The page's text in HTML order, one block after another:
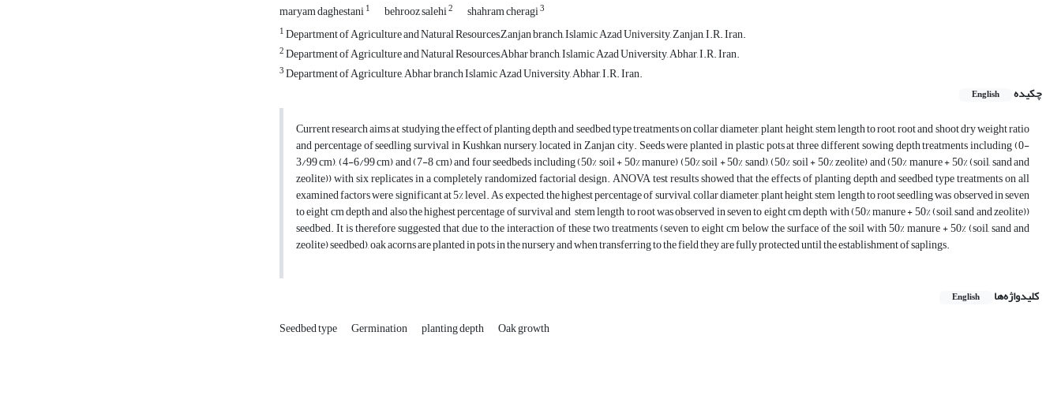
maryam daghestani1 behrooz salehi2 shahram cheragi3
1Department of Agriculture and Natural Resources,Zanjan branch, Islamic Azad University, Zanjan, I.R. Iran.
2Department of Agriculture and Natural Resources,Abhar branch, Islamic Azad University, Abhar, I.R. Iran.
3Department of Agriculture, Abhar branch Islamic Azad University, Abhar, I.R. Iran.
چکیده
English
Current research aims at studying the effect of planting depth and seedbed type treatments on collar diameter, plant height, stem length to root, root and shoot dry weight ratio
and percentage of seedling survival in Kushkan nursery, located in Zanjan city. Seeds were planted in plastic pots at three different sowing depth treatments including (0-
3/99 cm), (4-6/99 cm) and (7-8 cm) and four seedbeds including (50% soil + 50% manure) (50% soil + 50% sand), (50% soil + 50% zeolite) and (50% manure + 50% (soil, sand and
zeolite)) with six replicates in a completely randomized factorial design. ANOVA test results showed that the effects of planting depth and seedbed type treatments on all
examined factors were significant at 5% level. As expected, the highest percentage of survival, collar diameter, plant height, stem length to root seedling was observed in seven
to eight cm depth and also the highest percentage of survival and stem length to root was observed in seven to eight cm depth with (50% manure + 50% (soil, sand and zeolite))
seedbed. It is therefore suggested that due to the interaction of these two treatments (seven to eight cm below the surface of the soil with 50% manure + 50% (soil, sand and
zeolite) seedbed), oak acorns are planted in pots in the nursery and when transferring to the field they are fully protected until the establishment of saplings.
کلیدواژه‌ها English
Seedbed type Germination planting depth Oak growth